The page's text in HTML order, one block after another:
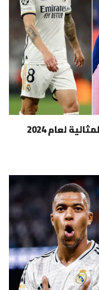
لعام 2024